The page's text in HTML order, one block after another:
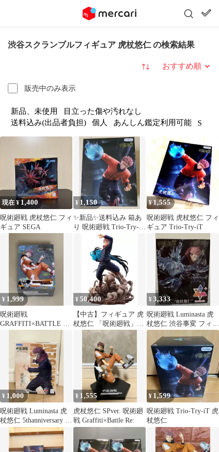
渋谷スクランブルフィギュア 虎杖悠仁 の検索結果
販売中のみ表示
並び替え
新品、未使用
目立った傷や汚れなし
送料込み(出品者負担)
個人 あんしん鑑定利用可能 S
現在 ¥ 1,400
呪術廻戦 虎杖悠仁 フィ
ギュア SEGA
¥ 1,150
✨新品✨送料込み 箱あ
り 呪術廻戦 Trio-Try-iT
虎杖悠仁 フィギュア
¥1,555
呪術廻戦 虎杖悠仁 フィ
ギュア Trio-Try-iT
¥ 1,999
呪術廻戦
GRAFFITI×BATTLE ラ
¥50,400
【中古】フィギュア 虎
杖悠仁 「呪術廻戦」
SHIBUYA SCRAMBLE
FIGURE 1/7 PVC製塗装
済み完成品 eStream
Store限定
¥3,333
呪術廻戦 Luminasta 虎
杖悠仁 渋谷事変 フィギ
ュア
¥ 1,000
呪術廻戦 Luminasta 虎
杖悠仁 5thanniversary フ
ィギュア
¥ 1,555
虎杖悠仁 SPver. 呪術廻
戦 Graffiti×Battle Re:
¥ 1,599
呪術廻戦 Trio-Try-iT 虎
杖悠仁